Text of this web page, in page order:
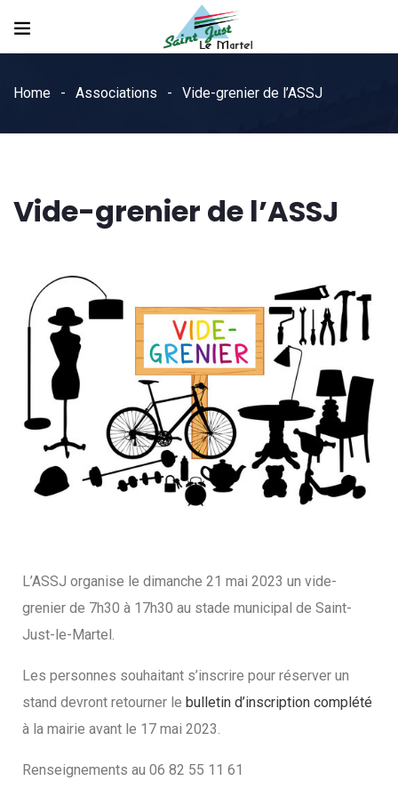
Home Associations Vide-grenier de l’ASSJ
Vide-grenier de l’ASSJ
L’ASSJ organise le dimanche 21 mai 2023 un vide-
grenier de 7h30 à 17h30 au stade municipal de Saint-
Just-le-Martel.
Les personnes souhaitant s’inscrire pour réserver un
stand devront retourner le bulletin d’inscription complété
à la mairie avant le 17 mai 2023.
Renseignements au 06 82 55 11 61